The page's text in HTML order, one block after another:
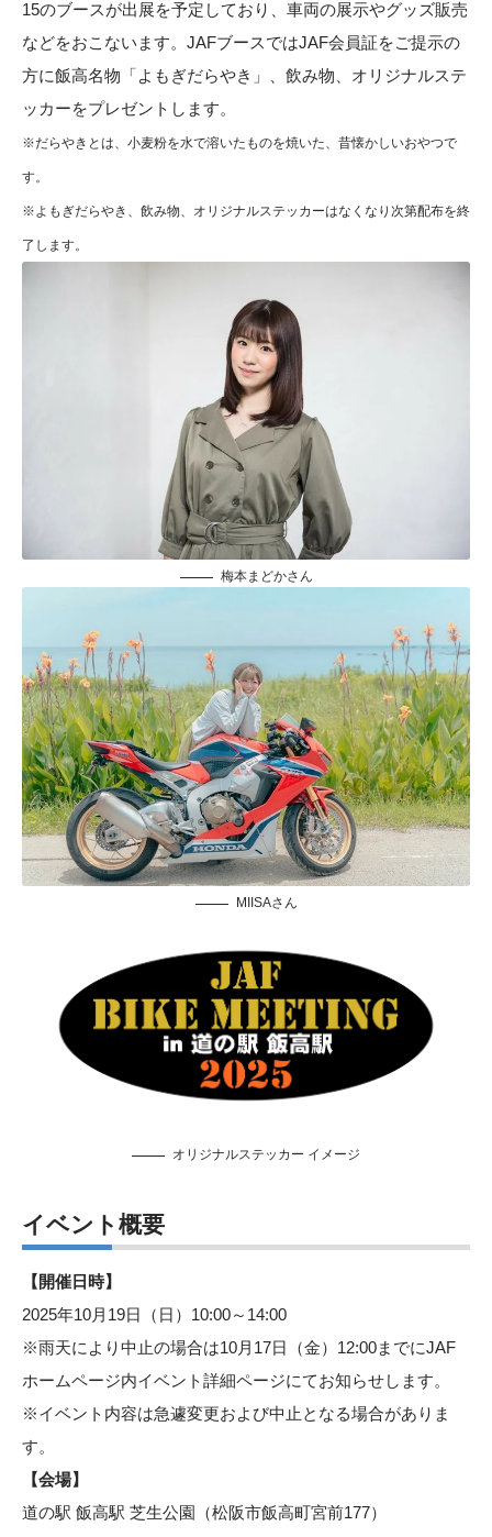
15のブースが出展を予定しており、車両の展示やグッズ販売
などをおこないます。JAFブースではJAF会員証をご提示の
方に飯高名物「よもぎだらやき」、飲み物、オリジナルステ
ッカーをプレゼントします。
※だらやきとは、小麦粉を水で溶いたものを焼いた、昔懐かしいおやつで
す。
※よもぎだらやき、飲み物、オリジナルステッカーはなくなり次第配布を終
了します。
梅本まどかさん
MIISAさん
オリジナルステッカー イメージ
イベント概要
【開催日時】
2025年10月19日（日）10:00～14:00
※雨天により中止の場合は10月17日（金）12:00までにJAF
ホームページ内イベント詳細ページにてお知らせします。
※イベント内容は急遽変更および中止となる場合がありま
す。
【会場】
道の駅 飯高駅 芝生公園（松阪市飯高町宮前177）